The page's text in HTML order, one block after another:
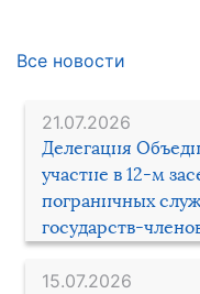
21.07.2026
Делегация
участие в 12-м
пограничных
государств-
15.07.2026
Все новости